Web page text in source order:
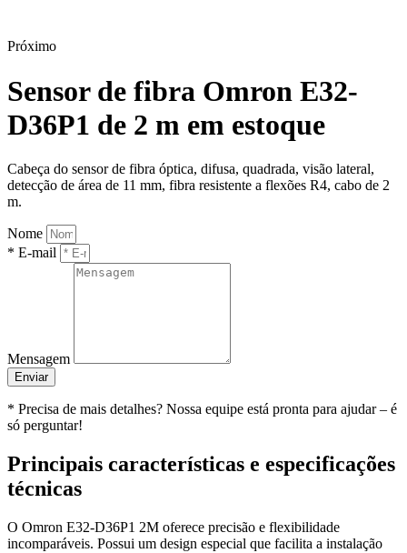
Próximo
Sensor de fibra Omron E32-
D36P1 de 2 m em estoque
Cabeça do sensor de fibra óptica, difusa, quadrada, visão lateral,
detecção de área de 11 mm, fibra resistente a flexões R4, cabo de 2
m.
Nome
* E-mail
Mensagem
Enviar
* Precisa de mais detalhes? Nossa equipe está pronta para ajudar – é
só perguntar!
Principais características e especificações
técnicas
O Omron E32-D36P1 2M oferece precisão e flexibilidade
incomparáveis. Possui um design especial que facilita a instalação